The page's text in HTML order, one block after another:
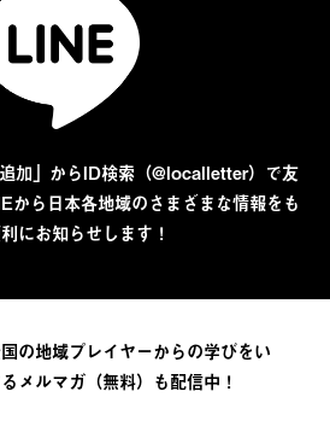
加」からID検索（@localletter）で友
から日本各地域のさまざまな情報をも
にお知らせします！
の地域プレイヤーからの学びをい
メルマガ（無料）も配信中！